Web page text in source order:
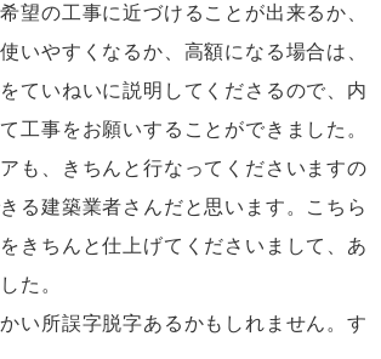
望の工事に近づけることが出来るか、
いやすくなるか、高額になる場合は、
ていねいに説明してくださるので、内
工事をお願いすることができました。
も、きちんと行なってくださいますの
る建築業者さんだと思います。こちら
きちんと仕上げてくださいまして、あ
た。
い所誤字脱字あるかもしれません。す